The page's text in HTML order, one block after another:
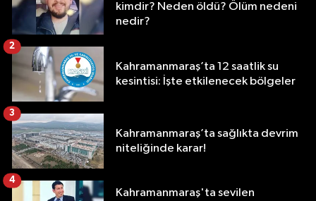
kimdir? Neden öldü? Ölüm nedeni
nedir?
Kahramanmaraş’ta 12 saatlik su
kesintisi: İşte etkilenecek bölgeler
2
Kahramanmaraş’ta sağlıkta devrim
niteliğinde karar!
3
Kahramanmaraş'ta sevilen
4